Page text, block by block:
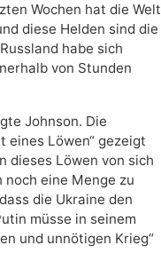
Wochen hat die Welt
diese Helden sind die
habe sich
von Stunden
Johnson. Die
eines Löwen“ gezeigt
dieses Löwen von sich
noch eine Menge zu
die Ukraine den
müsse in seinem
und unnötigen Krieg“